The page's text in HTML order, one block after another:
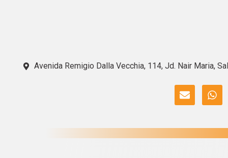
Avenida Remigio Dalla Vecchia, 114, Jd. Nair Maria,